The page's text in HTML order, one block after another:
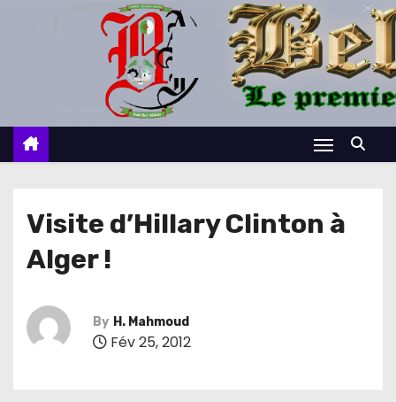
c
Visite d’Hillary Clinton à
Alger !
By H. Mahmoud
Fév 25, 2012